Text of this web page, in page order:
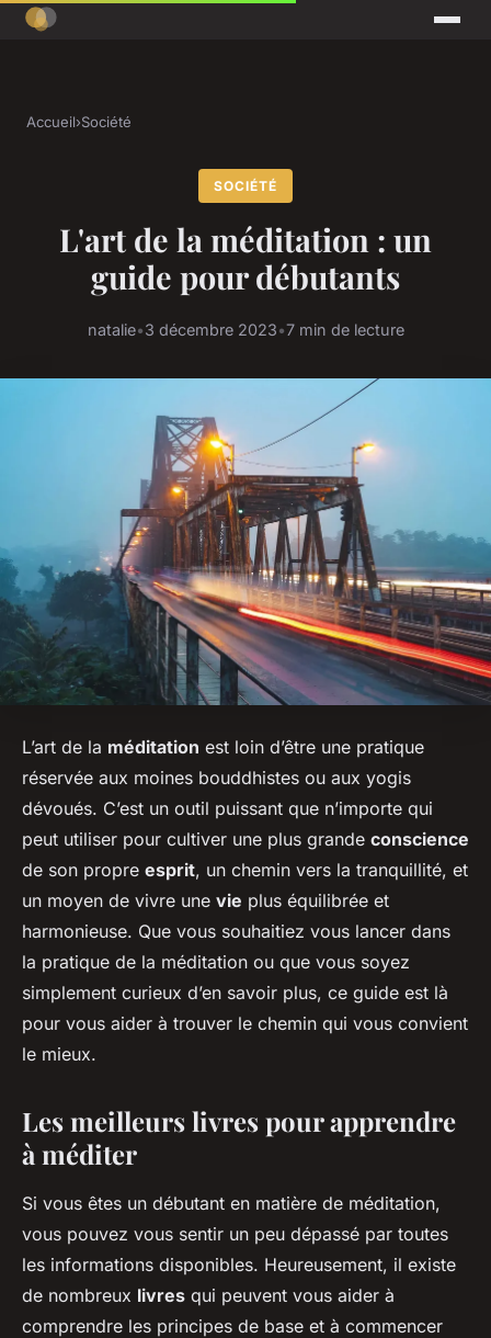
Accueil›Société
SOCIÉTÉ
L'art de la méditation : un
guide pour débutants
natalie•3 décembre 2023•7 min de lecture
L’art de la méditation est loin d’être une pratique
réservée aux moines bouddhistes ou aux yogis
dévoués. C’est un outil puissant que n’importe qui
peut utiliser pour cultiver une plus grande conscience
de son propre esprit, un chemin vers la tranquillité, et
un moyen de vivre une vie plus équilibrée et
harmonieuse. Que vous souhaitiez vous lancer dans
la pratique de la méditation ou que vous soyez
simplement curieux d’en savoir plus, ce guide est là
pour vous aider à trouver le chemin qui vous convient
le mieux.
Les meilleurs livres pour apprendre
à méditer
Si vous êtes un débutant en matière de méditation,
vous pouvez vous sentir un peu dépassé par toutes
les informations disponibles. Heureusement, il existe
de nombreux livres qui peuvent vous aider à
comprendre les principes de base et à commencer